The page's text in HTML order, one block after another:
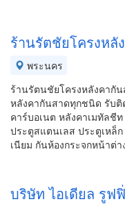
ร้านรัตชัยโครงหลั
พระนคร
ร้านรัตนชัยโครงหลังคากั
หลังคากันสาดทุกชนิด รับติ
คาร์บอเนต หลังคาเมทัลชี
ประตูสแตนเลส ประตูเหล็
เนียม กันห้องกระจกหน้าต่
บริษัท ไอเดียล รูฟ